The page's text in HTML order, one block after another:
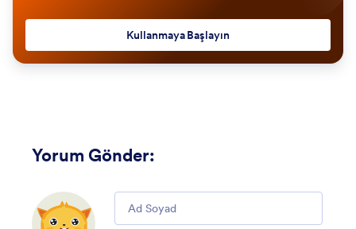
Kullanmaya Başlayın
Yorum Gönder:
Comment